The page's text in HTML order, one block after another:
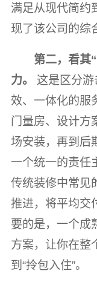
满足从现代简约
现了该公司的综
第二，看
力。
这是区分
效、一体化的服
门量房、设计方
场安装，再到后
一个统一的责任
传统装修中常见
推进，将平均交
要的是，一个成
方案，让你在整
到“拎包入住”。